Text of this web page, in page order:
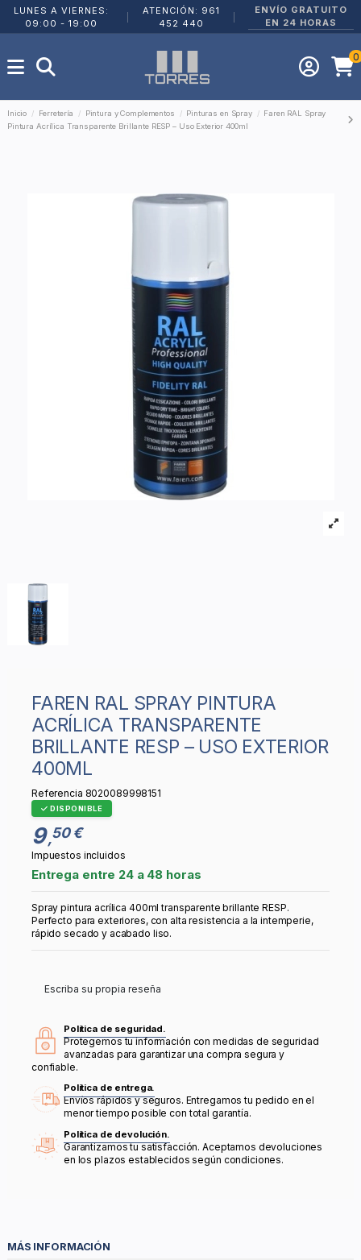
LUNES A VIERNES:
09:00 - 19:00
ATENCIÓN: 961
452 440
ENVÍO GRATUITO
EN 24 HORAS
0
Inicio Ferretería Pintura y Complementos Pinturas en Spray
Faren RAL Spray
Pintura Acrílica Transparente Brillante RESP – Uso Exterior 400ml
FAREN RAL SPRAY PINTURA
ACRÍLICA TRANSPARENTE
BRILLANTE RESP – USO EXTERIOR
400ML
Referencia 8020089998151
DISPONIBLE
9,50 €
Impuestos incluidos
Entrega entre 24 a 48 horas
Spray pintura acrílica 400ml transparente brillante RESP.
Perfecto para exteriores, con alta resistencia a la intemperie,
rápido secado y acabado liso.
Escriba su propia reseña
Política de seguridad.
Protegemos tu información con medidas de seguridad
avanzadas para garantizar una compra segura y
confiable.
Política de entrega.
Envíos rápidos y seguros. Entregamos tu pedido en el
menor tiempo posible con total garantía.
Política de devolución.
Garantizamos tu satisfacción. Aceptamos devoluciones
en los plazos establecidos según condiciones.
MÁS INFORMACIÓN